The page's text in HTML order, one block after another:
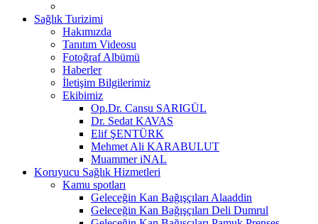
Sağlık Turizimi
Hakımızda
Tanıtım Videosu
Fotoğraf Albümü
Haberler
İletişim Bilgilerimiz
Ekibimiz
Op.Dr. Cansu SARIGÜL
Dr. Sedat KAVAS
Elif ŞENTÜRK
Mehmet Ali KARABULUT
Muammer iNAL
Koruyucu Sağlık Hizmetleri
Kamu spotları
Geleceğin Kan Bağışçıları Alaaddin
Geleceğin Kan Bağışçıları Deli Dumrul